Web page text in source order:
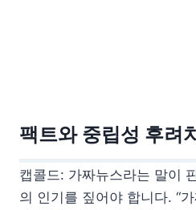
팩트와 중립성 후려
캡콜드: 가짜뉴스라는 말이
의 인기를 짚어야 합니다. “